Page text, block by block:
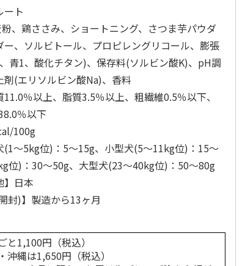
デオトイレ 飛び散
らない消臭・抗菌サ
ンド 4L
無添加良品 カムカ
ぐるぐるボーン型 S
銀のスプーン パウ
ート
粉、鶏ささみ、ショートニング、さつま芋パウダ
、ソルビトール、プロピレングリコール、膨張
青1、酸化チタン)、保存料(ソルビン酸K)、pH調
(エリソルビン酸Na)、香料
11.0％以上、脂質3.5％以上、粗繊維0.5％以下、
％以下
100g
(1～5kg位)：5～15g、小型犬(5～11kg位)：15～
位)：30～50g、大型犬(23～40kg位)：50～80g
】日本
封)】製造から13ヶ月
と1,100円（税込）
縄は1,650円（税込）